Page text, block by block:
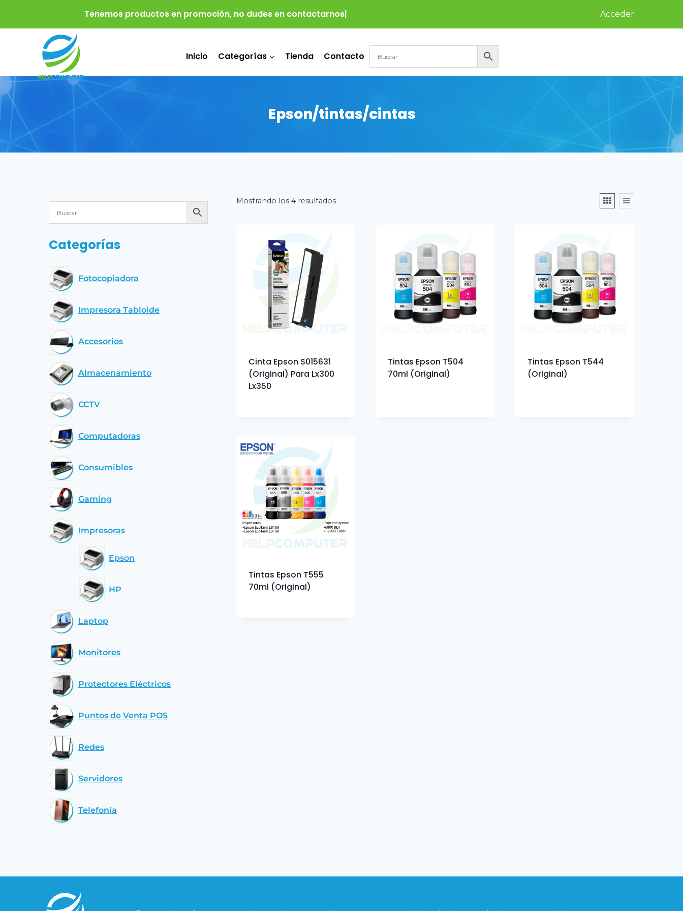
Tenemos productos en promoción, no dudes en contactarnos para Acceder
Inicio Categorías Tienda Contacto
Epson/tintas/cintas
Mostrando los 4 resultados
Cinta Epson S015631
(Original) Para Lx300
Lx350
Tintas Epson T504
70ml (Original)
Tintas Epson T544
(Original)
Tintas Epson T555
70ml (Original)
Categorías
Fotocopiadora
Impresora Tabloide
Accesorios
Almacenamiento
CCTV
Computadoras
Consumibles
Gaming
Impresoras
Epson
HP
Laptop
Monitores
Protectores Eléctricos
Puntos de Venta POS
Redes
Servidores
Telefonía